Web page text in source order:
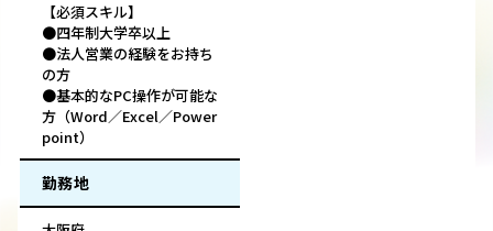
【必須スキル】
●四年制大学卒以上
●法人営業の経験をお持ち
の方
●基本的なPC操作が可能な
方（Word／Excel／Power
point）
勤務地